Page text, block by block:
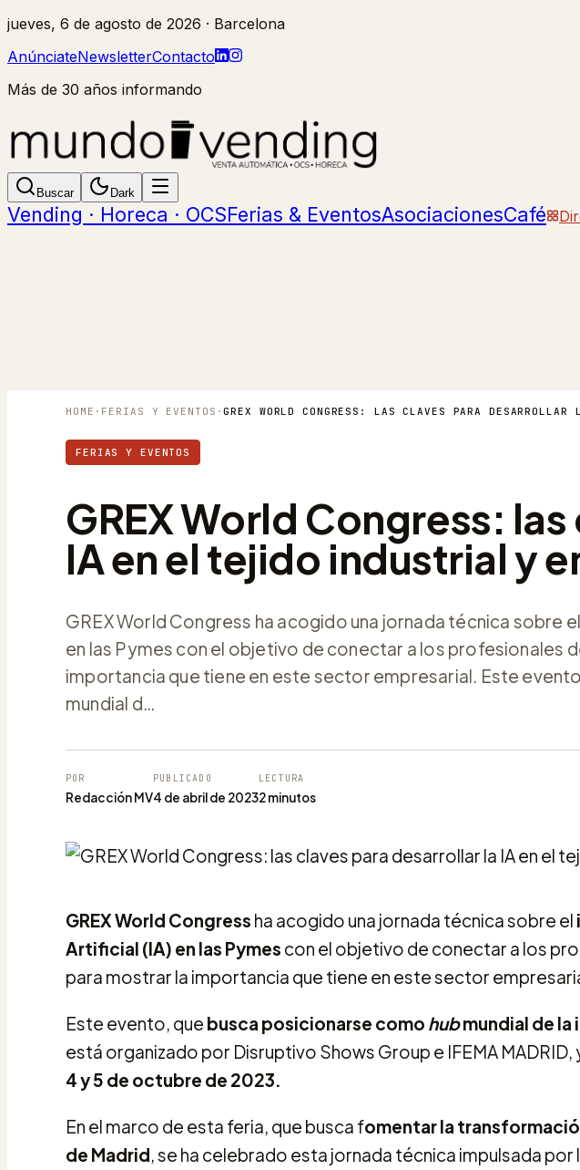
jueves, 6 de agosto de 2026 · Barcelona
AnúnciateNewsletterContacto
Más de 30 años informando
Buscar Dark
Vending · Horeca · OCSFerias & EventosAsociacionesCafé
HOME · FERIAS Y EVENTOS ·
FERIAS Y EVENTOS
GREX World Congress:
IA en el tejido industrial y
GREX World Congress ha acogido una jornada técnica sobre
en las Pymes con el objetivo de conectar a los profesionales
importancia que tiene en este sector empresarial. Este
mundial d…
POR
Redacción MV
PUBLICADO
4 de abril de 2023
LECTURA
2 minutos
GREX World Congress ha acogido una jornada técnica sobre el
Artificial (IA) en las Pymes con el objetivo de conectar a los
para mostrar la importancia que tiene en este sector
Este evento, que busca posicionarse como hubmundial de
está organizado por Disruptivo Shows Group e IFEMA MADRID,
4 y 5 de octubre de 2023.
En el marco de esta feria, que busca fomentar la
de Madrid, se ha celebrado esta jornada técnica impulsada